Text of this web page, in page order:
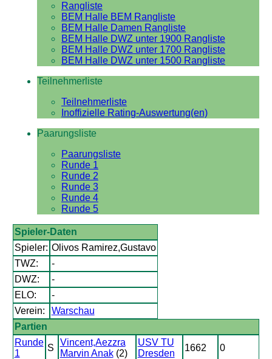
Rangliste
BEM Halle BEM Rangliste
BEM Halle Damen Rangliste
BEM Halle DWZ unter 1900 Rangliste
BEM Halle DWZ unter 1700 Rangliste
BEM Halle DWZ unter 1500 Rangliste
Teilnehmerliste
Teilnehmerliste
Inoffizielle Rating-Auswertung(en)
Paarungsliste
Paarungsliste
Runde 1
Runde 2
Runde 3
Runde 4
Runde 5
Spieler-Daten
Spieler: Olivos Ramirez,Gustavo
TWZ:
-
DWZ:
-
ELO:
-
Verein:
Warschau
Partien
Runde
1
S
Vincent,Aezzra
Marvin Anak(2)
USV TU
Dresden
1662 0